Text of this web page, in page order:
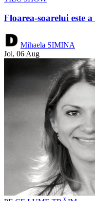
Floarea-soarelui este a
Mihaela SIMINA
Joi, 06 Aug